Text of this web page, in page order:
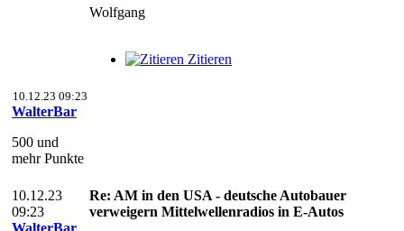
Wolfgang
Zitieren
10.12.23 09:23
WalterBar
500 und
mehr Punkte
10.12.23
09:23
WalterBar
Re: AM in den USA - deutsche Autobauer
verweigern Mittelwellenradios in E-Autos